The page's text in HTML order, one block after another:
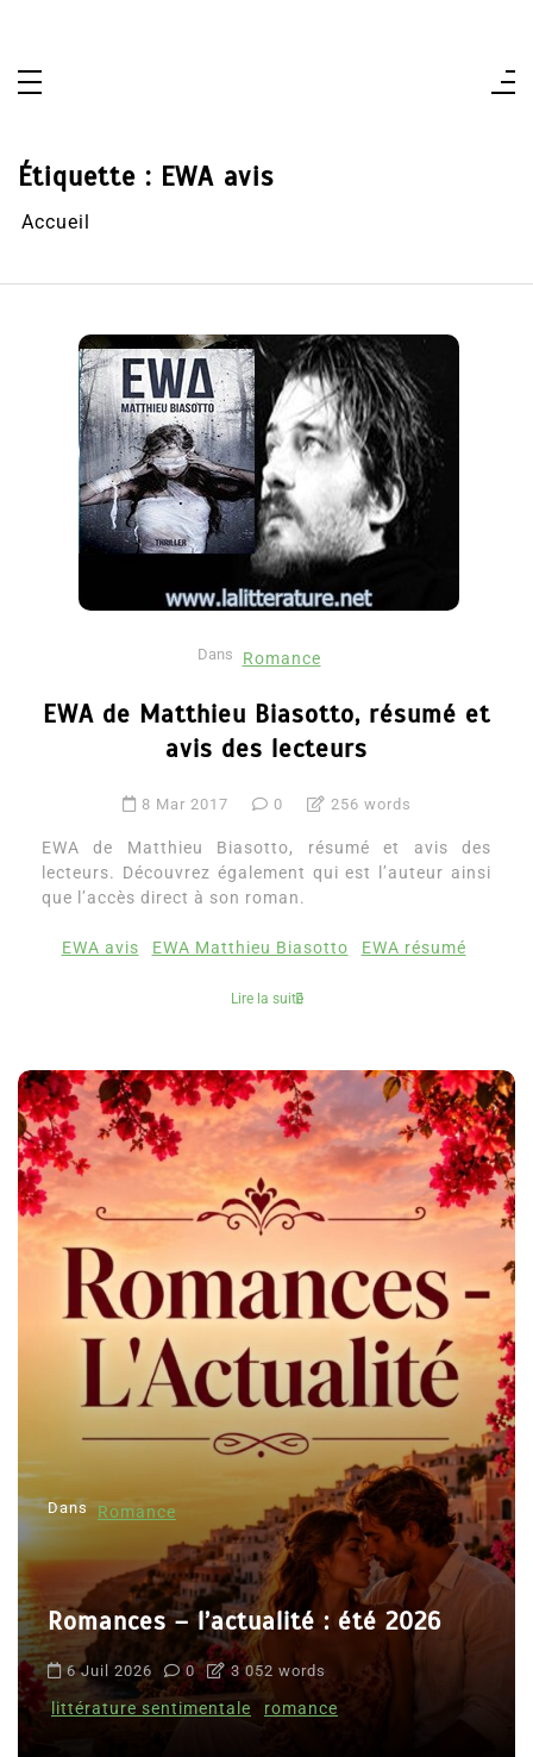
Étiquette : EWA avis
Accueil
Dans Romance
EWA de Matthieu Biasotto, résumé et
avis des lecteurs
8 Mar 2017 0 256 words
EWA de Matthieu Biasotto, résumé et avis des
lecteurs. Découvrez également qui est l’auteur ainsi
que l’accès direct à son roman.
EWA avis EWA Matthieu Biasotto EWA résumé
Lire la suite
Dans Romance
Romances – l’actualité : été 2026
6 Juil 2026 0 3 052 words
littérature sentimentale romance